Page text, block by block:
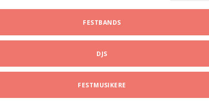
FESTBANDS
DJS
FESTMUSIKERE